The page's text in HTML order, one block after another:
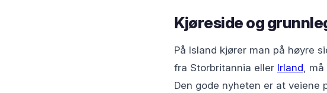
Kjøreside og
På Island kjører man på høyre
fra Storbritannia eller Irland,
Den gode nyheten er at veiene